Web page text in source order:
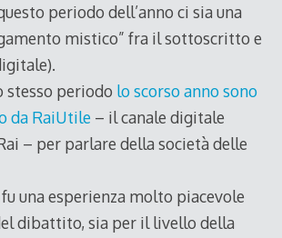
periodo dell’anno ci sia una
mistico” fra il sottoscritto e
stesso periodo lo scorso anno sono
da RaiUtile– il canale digitale
– per parlare della società delle
una esperienza molto piacevole
dibattito, sia per il livello della